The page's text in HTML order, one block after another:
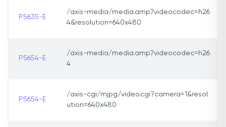
P5635-E
/axis-media/media.amp?videocodec=h26
4&resolution=640x480
P5654-E
/axis-media/media.amp?videocodec=h26
4
P5654-E
/axis-cgi/mjpg/video.cgi?camera=1&resol
ution=640x480